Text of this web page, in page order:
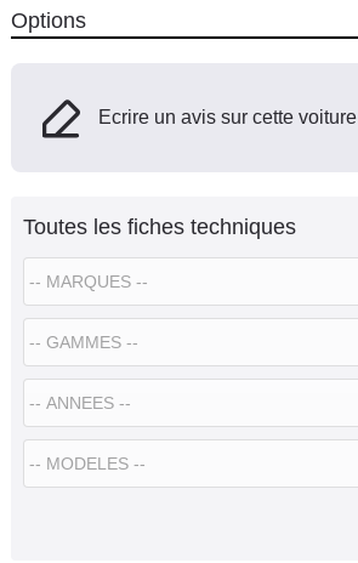
Options
Ecrire un avis sur cette voiture
Toutes les fiches techniques